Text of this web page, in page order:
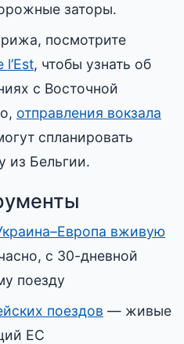
заторы.
посмотрите
, чтобы узнать об
с Восточной
отправления вокзала
спланировать
из Бельгии.
вживую
с 30-дневной
поезду
поездов — живые
ЕС